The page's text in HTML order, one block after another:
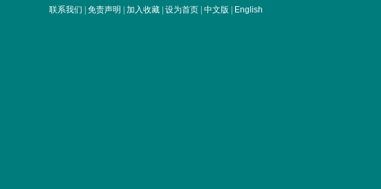
联系我们 免责声明 加入收藏 设为首页 中文版 English